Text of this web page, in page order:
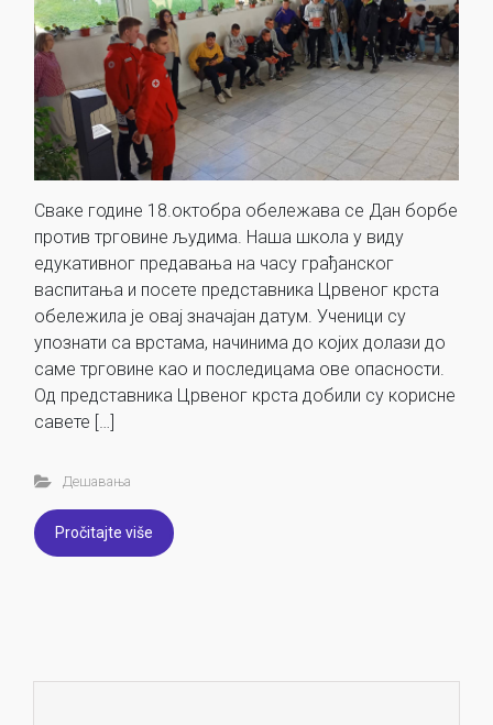
Сваке године 18.октобра обележава се Дан борбе
против трговине људима. Наша школа у виду
едукативног предавања на часу грађанског
васпитања и посете представника Црвеног крста
обележила је овај значајан датум. Ученици су
упознати са врстама, начинима до којих долази до
саме трговине као и последицама ове опасности.
Од представника Црвеног крста добили су корисне
савете […]
Дешавања
Pročitajte više